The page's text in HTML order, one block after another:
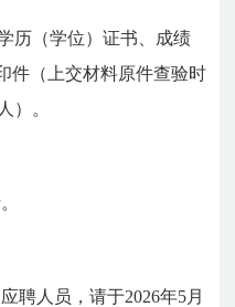
历（学位）证书、成绩
件（上交材料原件查验时
）。
聘人员，请于2026年5月